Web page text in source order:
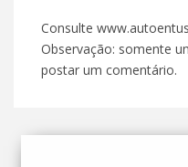
Consulte
Observação: somente
postar um comentário.